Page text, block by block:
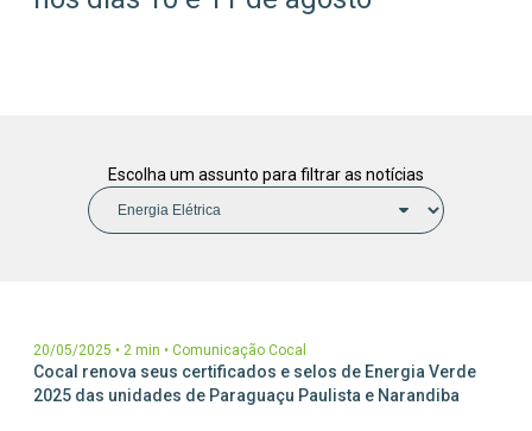
Escolha um assunto para filtrar as notícias
20/05/2025 • 2 min • Comunicação Cocal
Cocal renova seus certificados e selos de Energia Verde
2025 das unidades de Paraguaçu Paulista e Narandiba